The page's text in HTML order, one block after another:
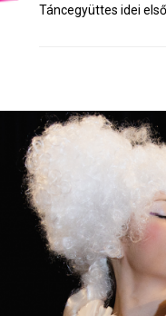
Táncegyüttes idei